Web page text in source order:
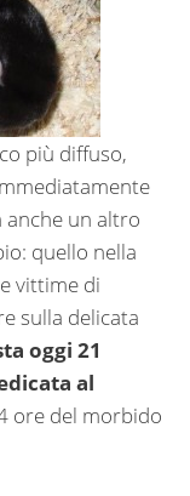
più diffuso,
un altro
quello nella
vittime di
sulla delicata
oggi 21
al
ore del morbido